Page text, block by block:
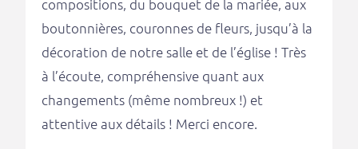
compositions, du bouquet de la mariée, aux
boutonnières, couronnes de fleurs, jusqu’à la
décoration de notre salle et de l’église ! Très
à l’écoute, compréhensive quant aux
changements (même nombreux !) et
attentive aux détails ! Merci encore.